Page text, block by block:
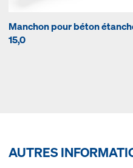
Manchon pour béton
15,0
AUTRES